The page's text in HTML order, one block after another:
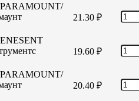
21.30 ₽
19.60 ₽
20.40 ₽